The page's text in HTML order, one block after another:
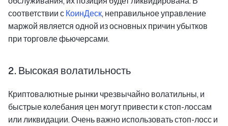
соответствии с КоинДеск, неправильное управление
маржой является одной из основных причин убытков
при торговле фьючерсами.
2. Высокая волатильность
Криптовалютные рынки чрезвычайно волатильны, и
быстрые колебания цен могут привести к стоп-лоссам
или ликвидации. Очень важно использовать стоп-лосс и